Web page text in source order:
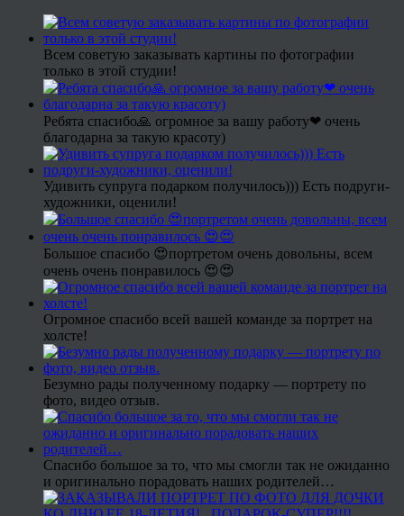
Всем советую заказывать картины по фотографии
только в этой студии!
Ребята спасибо🙏 огромное за вашу работу❤ очень
благодарна за такую красоту)
Удивить супруга подарком получилось))) Есть подруги-
художники, оценили!
Большое спасибо 😍портретом очень довольны, всем
очень очень понравилось 😍😍
Огромное спасибо всей вашей команде за портрет на
холсте!
Безумно рады полученному подарку — портрету по
фото, видео отзыв.
Спасибо большое за то, что мы смогли так не ожиданно
и оригинально порадовать наших родителей…